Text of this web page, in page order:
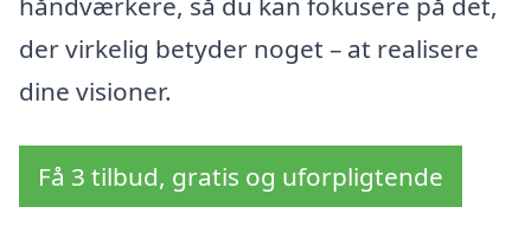
der virkelig betyder noget – at realisere
dine visioner.
Få 3 tilbud, gratis og uforpligtende